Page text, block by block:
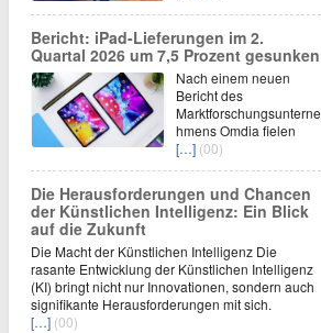
Bericht: iPad-Lieferungen im 2.
Quartal 2026 um 7,5 Prozent gesunken
Nach einem neuen
Bericht des
Marktforschungsunterne
hmens Omdia fielen
[…] (00)
Die Herausforderungen und Chancen
der Künstlichen Intelligenz: Ein Blick
auf die Zukunft
Die Macht der Künstlichen Intelligenz Die
rasante Entwicklung der Künstlichen Intelligenz
(KI) bringt nicht nur Innovationen, sondern auch
signifikante Herausforderungen mit sich.
[…] (00)